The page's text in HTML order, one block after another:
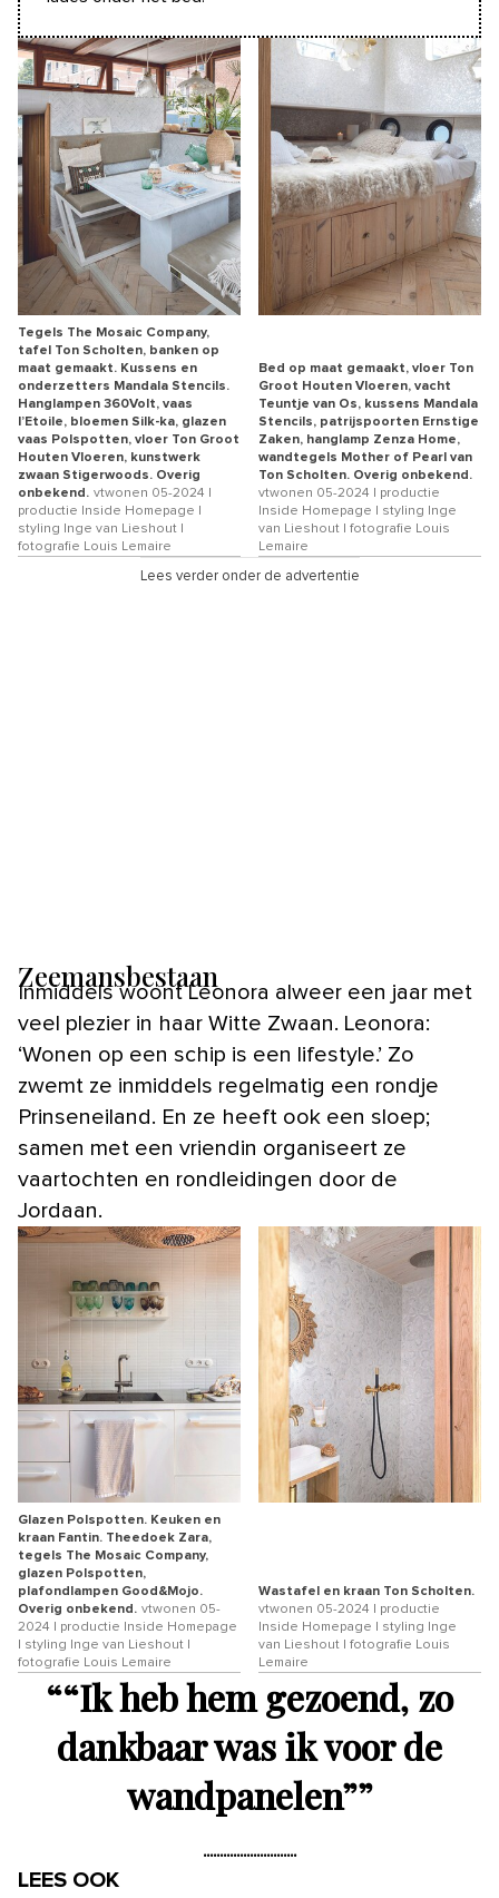
Tegels The Mosaic Company,
tafel Ton Scholten, banken op
maat gemaakt. Kussens en
onderzetters Mandala Stencils.
Hanglampen 360Volt, vaas
l’Etoile, bloemen Silk-ka, glazen
vaas Polspotten, vloer Ton Groot
Houten Vloeren, kunstwerk
zwaan Stigerwoods. Overig
onbekend. vtwonen 05-2024 |
productie Inside Homepage |
styling Inge van Lieshout |
fotografie Louis Lemaire
Bed op maat gemaakt, vloer Ton
Groot Houten Vloeren, vacht
Teuntje van Os, kussens Mandala
Stencils, patrijspoorten Ernstige
Zaken, hanglamp Zenza Home,
wandtegels Mother of Pearl van
Ton Scholten. Overig onbekend.
vtwonen 05-2024 | productie
Inside Homepage | styling Inge
van Lieshout | fotografie Louis
Lemaire
Lees verder onder de advertentie
Zeemansbestaan
Inmiddels woont Leonora alweer een jaar met
veel plezier in haar Witte Zwaan. Leonora:
‘Wonen op een schip is een lifestyle.’ Zo
zwemt ze inmiddels regelmatig een rondje
Prinseneiland. En ze heeft ook een sloep;
samen met een vriendin organiseert ze
vaartochten en rondleidingen door de
Jordaan.
Glazen Polspotten. Keuken en
kraan Fantin. Theedoek Zara,
tegels The Mosaic Company,
glazen Polspotten,
plafondlampen Good&Mojo.
Overig onbekend. vtwonen 05-
2024 | productie Inside Homepage
| styling Inge van Lieshout |
fotografie Louis Lemaire
Wastafel en kraan Ton Scholten.
vtwonen 05-2024 | productie
Inside Homepage | styling Inge
van Lieshout | fotografie Louis
Lemaire
““Ik heb hem gezoend, zo
dankbaar was ik voor de
wandpanelen””
LEES OOK